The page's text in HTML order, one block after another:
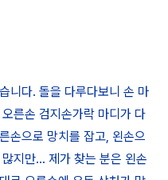
니다. 돌을 다루다보니 손 마
른손 검지손가락 마디가 다
손으로 망치를 잡고, 왼손으
지만... 제가 찾는 분은 왼손